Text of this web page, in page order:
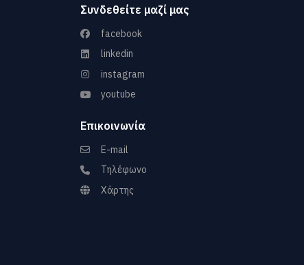
Συνδεθείτε μαζί μας
facebook
linkedin
instagram
youtube
Επικοινωνία
E-mail
Τηλέφωνο
Χάρτης